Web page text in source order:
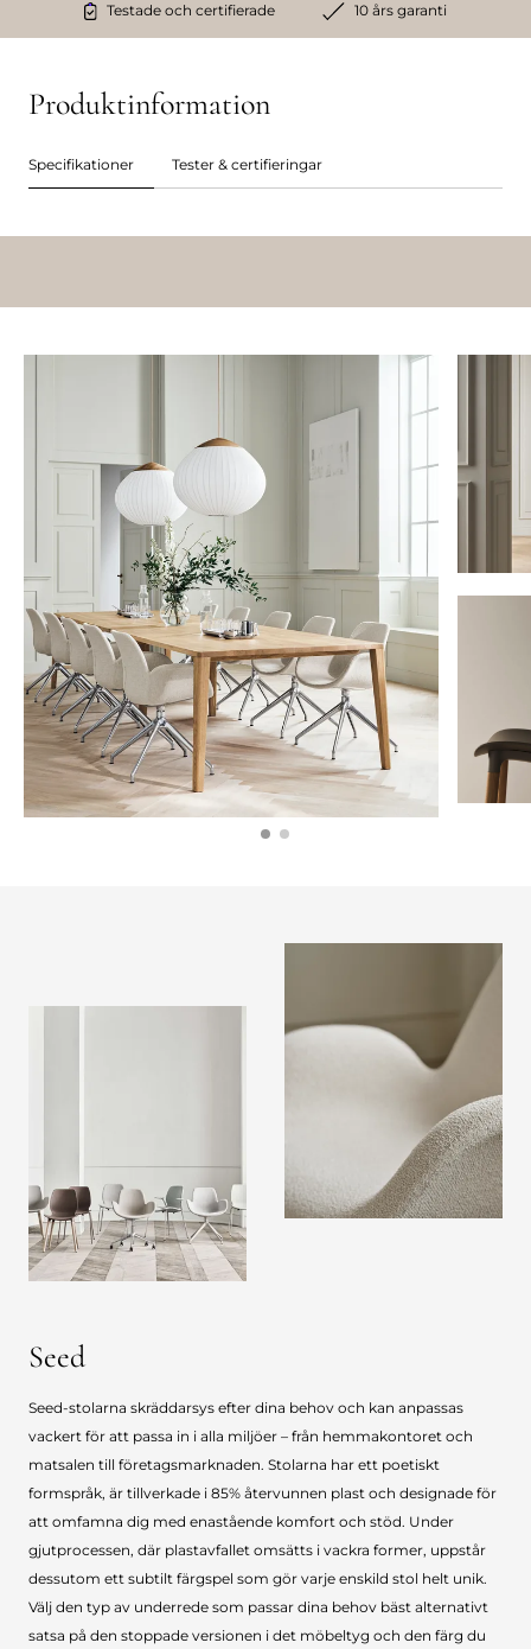
Testade och certifierade 10 års garanti
Produktinformation
Specifikationer Tester & certifieringar
Seed
Seed-stolarna skräddarsys efter dina behov och kan anpassas
vackert för att passa in i alla miljöer – från hemmakontoret och
matsalen till företagsmarknaden. Stolarna har ett poetiskt
formspråk, är tillverkade i 85% återvunnen plast och designade för
att omfamna dig med enastående komfort och stöd. Under
gjutprocessen, där plastavfallet omsätts i vackra former, uppstår
dessutom ett subtilt färgspel som gör varje enskild stol helt unik.
Välj den typ av underrede som passar dina behov bäst alternativt
satsa på den stoppade versionen i det möbeltyg och den färg du